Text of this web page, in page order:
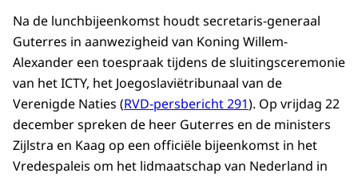
Na de lunchbijeenkomst houdt secretaris-generaal
Guterres in aanwezigheid van Koning Willem-
Alexander een toespraak tijdens de sluitingsceremonie
van het ICTY, het Joegoslaviëtribunaal van de
Verenigde Naties (RVD-persbericht 291). Op vrijdag 22
december spreken de heer Guterres en de ministers
Zijlstra en Kaag op een officiële bijeenkomst in het
Vredespaleis om het lidmaatschap van Nederland in